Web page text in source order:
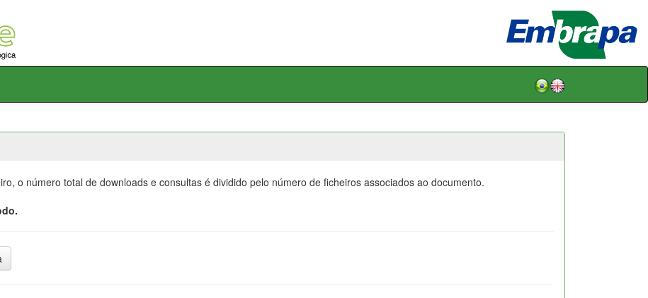
o número total de downloads e consultas é dividido pelo número de ficheiros associados ao documento.